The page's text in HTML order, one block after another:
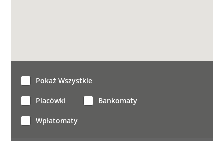
Pokaż Wszystkie
Placówki Bankomaty
Wpłatomaty